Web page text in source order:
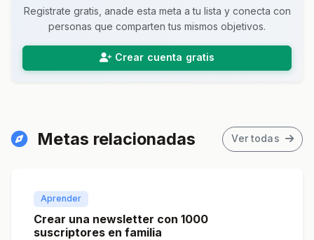
Registrate gratis, anade esta meta a tu lista y conecta con
personas que comparten tus mismos objetivos.
Crear cuenta gratis
Metas relacionadas Ver todas
Aprender
Crear una newsletter con 1000
suscriptores en familia